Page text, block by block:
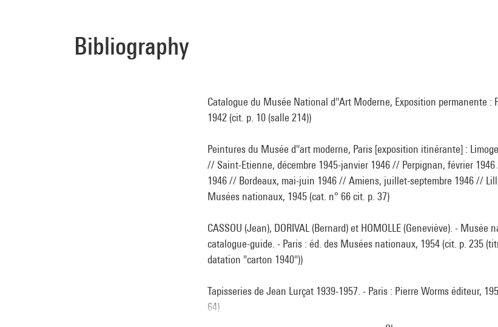
Bibliography
Catalogue du Musée National d''Art Moderne, Exposition permanente :
1942 (cit. p. 10 (salle 214))
Peintures du Musée d''art moderne, Paris [exposition itinérante] :
// Saint-Etienne, décembre 1945-janvier 1946 // Perpignan, février
1946 // Bordeaux, mai-juin 1946 // Amiens, juillet-septembre 1946 //
Musées nationaux, 1945 (cat. n° 66 cit. p. 37)
CASSOU (Jean), DORIVAL (Bernard) et HOMOLLE (Geneviève). - Musée
catalogue-guide. - Paris : éd. des Musées nationaux, 1954 (cit. p. 235
datation "carton 1940"))
Tapisseries de Jean Lurçat 1939-1957. - Paris : Pierre Worms éditeur,
64)